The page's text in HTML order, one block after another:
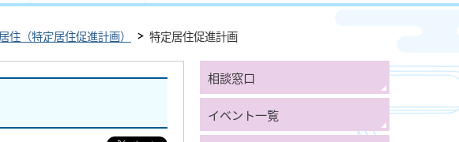
住（特定居住促進計画） 特定居住促進計画
相談窓口
イベント一覧